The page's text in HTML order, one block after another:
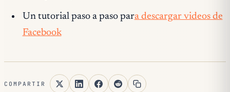
Un tutorial paso a paso para descargar videos de
Facebook
COMPARTIR